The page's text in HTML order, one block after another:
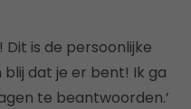
Dit is de persoonlijke
dat je er bent! Ik ga
te beantwoorden.’